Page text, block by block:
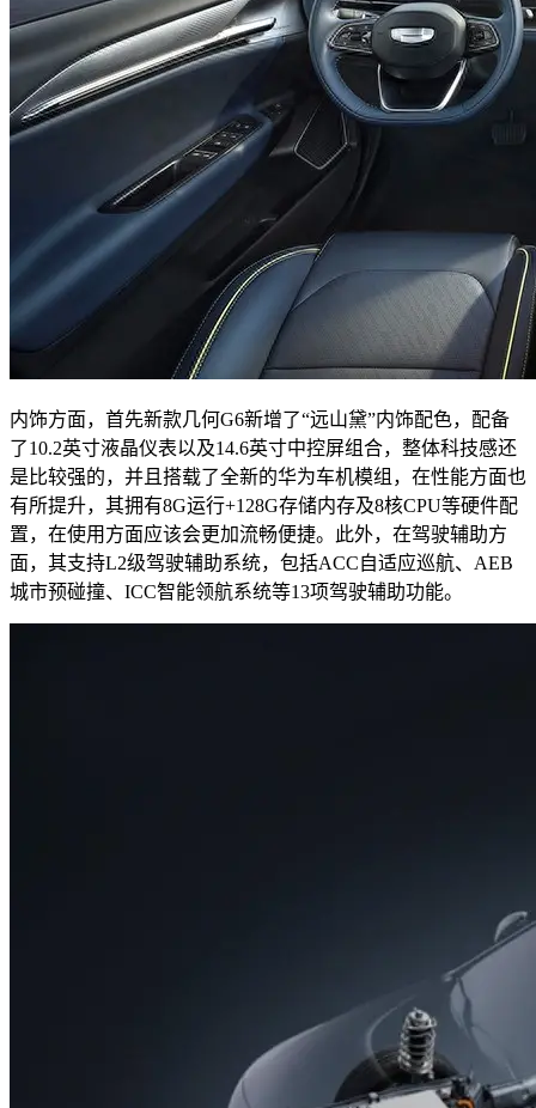
内饰方面，首先新款几何G6新增了“远山黛”内饰配色，配备
了10.2英寸液晶仪表以及14.6英寸中控屏组合，整体科技感还
是比较强的，并且搭载了全新的华为车机模组，在性能方面也
有所提升，其拥有8G运行+128G存储内存及8核CPU等硬件配
置，在使用方面应该会更加流畅便捷。此外，在驾驶辅助方
面，其支持L2级驾驶辅助系统，包括ACC自适应巡航、AEB
城市预碰撞、ICC智能领航系统等13项驾驶辅助功能。